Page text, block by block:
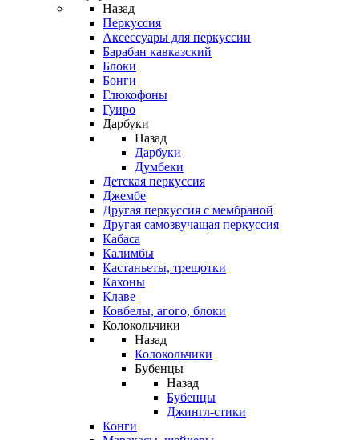
Назад
Перкуссия
Аксессуары для перкуссии
Барабан кавказский
Блоки
Бонги
Глюкофоны
Гуиро
Дарбуки
Назад
Дарбуки
Думбеки
Детская перкуссия
Джембе
Другая перкуссия с мембраной
Другая самозвучащая перкуссия
Кабаса
Калимбы
Кастаньеты, трещотки
Кахоны
Клаве
Ковбелы, агого, блоки
Колокольчики
Назад
Колокольчики
Бубенцы
Назад
Бубенцы
Джингл-стики
Конги